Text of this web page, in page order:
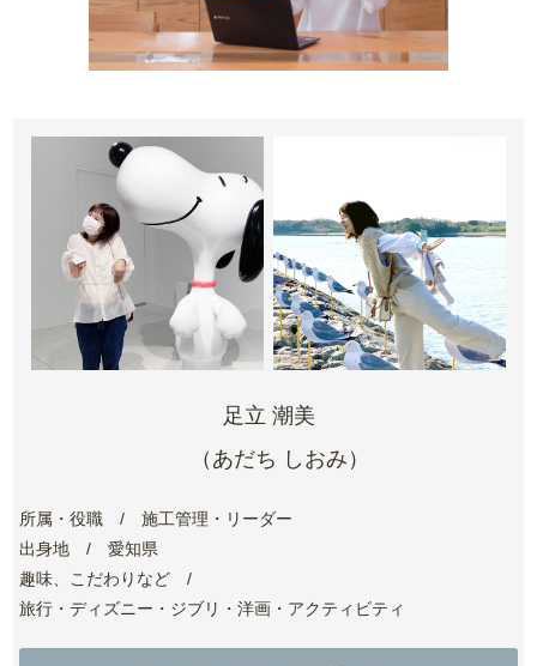
足立 潮美
（あだち しおみ）
所属・役職 / 施工管理・リーダー
出身地 / 愛知県
趣味、こだわりなど /
旅行・ディズニー・ジブリ・洋画・アクティビティ